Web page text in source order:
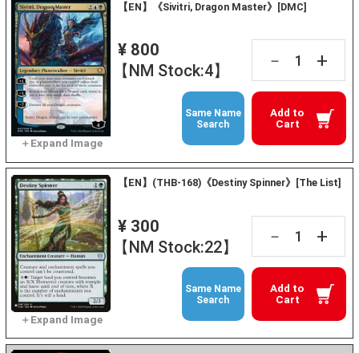
【EN】《Sivitri, Dragon Master》[DMC]
¥ 800
【NM Stock:4】
－ +
Add to
Cart
Same Name
Search
【EN】(THB-168)《Destiny Spinner》[The List]
¥ 300
【NM Stock:22】
－ +
Add to
Cart
Same Name
Search